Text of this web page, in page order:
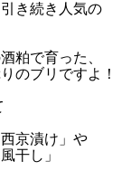
き続き人気の
粕で育った、
のブリですよ！
京漬け」や
干し」